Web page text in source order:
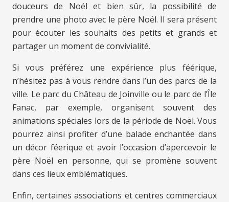
douceurs de Noël et bien sûr, la possibilité de
prendre une photo avec le père Noël. Il sera présent
pour écouter les souhaits des petits et grands et
partager un moment de convivialité.
Si vous préférez une expérience plus féérique,
n’hésitez pas à vous rendre dans l’un des parcs de la
ville. Le parc du Château de Joinville ou le parc de l’Île
Fanac, par exemple, organisent souvent des
animations spéciales lors de la période de Noël. Vous
pourrez ainsi profiter d’une balade enchantée dans
un décor féerique et avoir l’occasion d’apercevoir le
père Noël en personne, qui se promène souvent
dans ces lieux emblématiques.
Enfin, certaines associations et centres commerciaux